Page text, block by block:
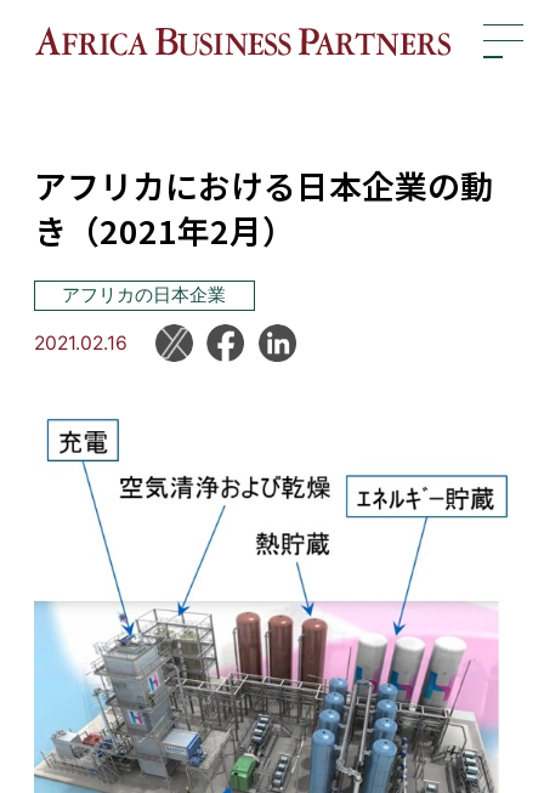
アフリカにおける日本企業の動
き（2021年2月）
アフリカの日本企業
2021.02.16